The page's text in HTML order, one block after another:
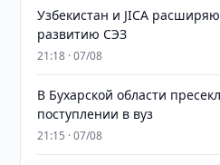
Узбекистан и JICA
развитию СЭЗ
21:18 · 07/08
В Бухарской области
поступлении в вуз
21:15 · 07/08